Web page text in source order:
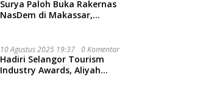
Surya Paloh Buka Rakernas
NasDem di Makassar,
10 Agustus 2025 19:37 0 Komentar
Hadiri Selangor Tourism
Industry Awards, Aliyah